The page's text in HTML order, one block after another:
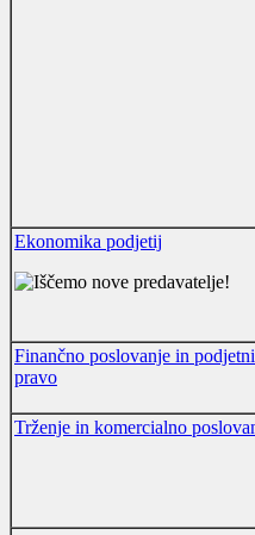
Ekonomika podjetij
Finančno poslovanje in
pravo
Trženje in komercialno